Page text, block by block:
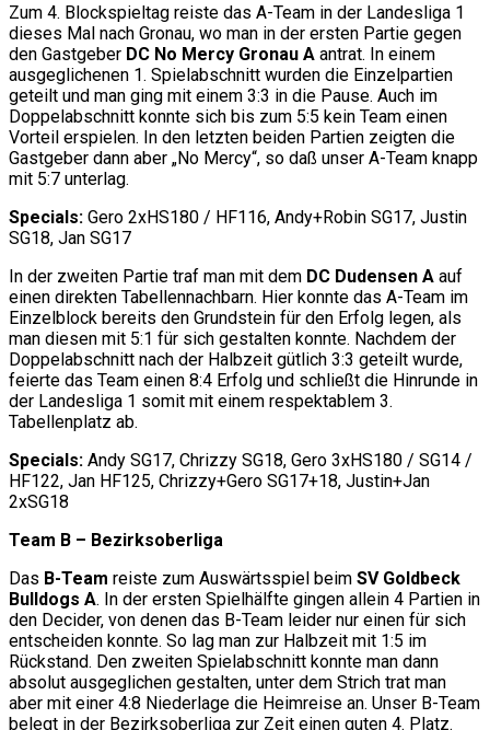
Zum 4. Blockspieltag reiste das A-Team in der Landesliga 1
dieses Mal nach Gronau, wo man in der ersten Partie gegen
den Gastgeber DC No Mercy Gronau A antrat. In einem
ausgeglichenen 1. Spielabschnitt wurden die Einzelpartien
geteilt und man ging mit einem 3:3 in die Pause. Auch im
Doppelabschnitt konnte sich bis zum 5:5 kein Team einen
Vorteil erspielen. In den letzten beiden Partien zeigten die
Gastgeber dann aber „No Mercy“, so daß unser A-Team knapp
mit 5:7 unterlag.
Specials: Gero 2xHS180 / HF116, Andy+Robin SG17, Justin
SG18, Jan SG17
In der zweiten Partie traf man mit dem DC Dudensen A auf
einen direkten Tabellennachbarn. Hier konnte das A-Team im
Einzelblock bereits den Grundstein für den Erfolg legen, als
man diesen mit 5:1 für sich gestalten konnte. Nachdem der
Doppelabschnitt nach der Halbzeit gütlich 3:3 geteilt wurde,
feierte das Team einen 8:4 Erfolg und schließt die Hinrunde in
der Landesliga 1 somit mit einem respektablem 3.
Tabellenplatz ab.
Specials: Andy SG17, Chrizzy SG18, Gero 3xHS180 / SG14 /
HF122, Jan HF125, Chrizzy+Gero SG17+18, Justin+Jan
2xSG18
Team B – Bezirksoberliga
Das B-Team reiste zum Auswärtsspiel beim SV Goldbeck
Bulldogs A. In der ersten Spielhälfte gingen allein 4 Partien in
den Decider, von denen das B-Team leider nur einen für sich
entscheiden konnte. So lag man zur Halbzeit mit 1:5 im
Rückstand. Den zweiten Spielabschnitt konnte man dann
absolut ausgeglichen gestalten, unter dem Strich trat man
aber mit einer 4:8 Niederlage die Heimreise an. Unser B-Team
belegt in der Bezirksoberliga zur Zeit einen guten 4. Platz.